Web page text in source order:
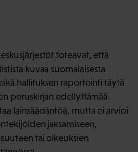
toteavat, että
kuvaa suomalaisesta
hallituksen raportointi täytä
peruskirjan edellyttämää
lainsäädäntöä, mutta ei arvioi
jaksamiseen,
tai oikeuksien